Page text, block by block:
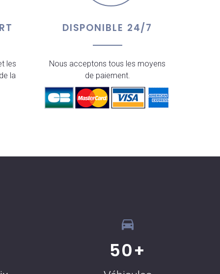
les
la
DISPONIBLE 24/7
Nous acceptons tous les moyens
de paiement.
50+